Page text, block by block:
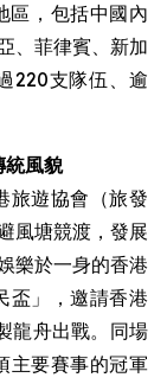
區，包括中國內
、菲律賓、新加
220支隊伍、逾
統風貌
旅遊協會（旅發
風塘競渡，發展
樂於一身的香港
盃」，邀請香港
龍舟出戰。同場
主要賽事的冠軍